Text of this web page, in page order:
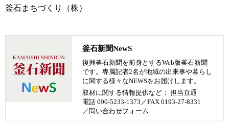
釜石まちづくり（株）
釜石新聞NewS
復興釜石新聞を前身とするWeb版釜石新聞
です。専属記者2名が地域の出来事や暮らし
に関する様々なNEWSをお届けします。
取材に関する情報提供など： 担当直通
電話 090-5233-1373／FAX 0193-27-8331
／ 問い合わせフォーム